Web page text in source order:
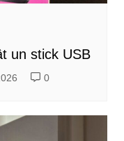
un stick USB
0